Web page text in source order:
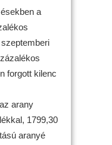
a
forgott kilenc
arany
1799,30
aranyé